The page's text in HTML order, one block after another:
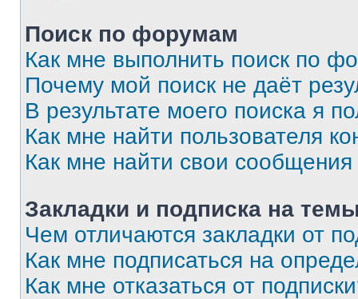
Поиск по форумам
Как мне выполнить поиск по
Почему мой поиск не даёт
В результате моего поиска я
Как мне найти пользователя
Как мне найти свои
Закладки и подписка на
Чем отличаются закладки от
Как мне подписаться на
Как мне отказаться от